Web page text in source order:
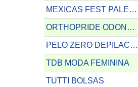
MEXICAS FEST PALETAS MEXICANAS
ORTHOPRIDE ODONTOLOGIA
PELO ZERO DEPILACEO
TDB MODA FEMININA
TUTTI BOLSAS